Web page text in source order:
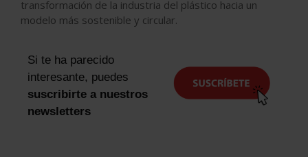
transformación de la industria del plástico hacia un
modelo más sostenible y circular.
Si te ha parecido
interesante, puedes
suscribirte a nuestros
newsletters